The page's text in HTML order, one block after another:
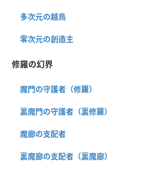
多次元の越鳥
零次元の創造主
修羅の幻界
魔門の守護者（修羅）
裏魔門の守護者（裏修羅）
魔廊の支配者
裏魔廊の支配者（裏魔廊）